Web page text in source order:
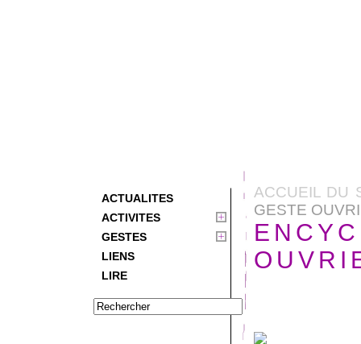
ACTUALITES
ACTIVITES
GESTES
LIENS
LIRE
ACCUEIL DU
GESTE